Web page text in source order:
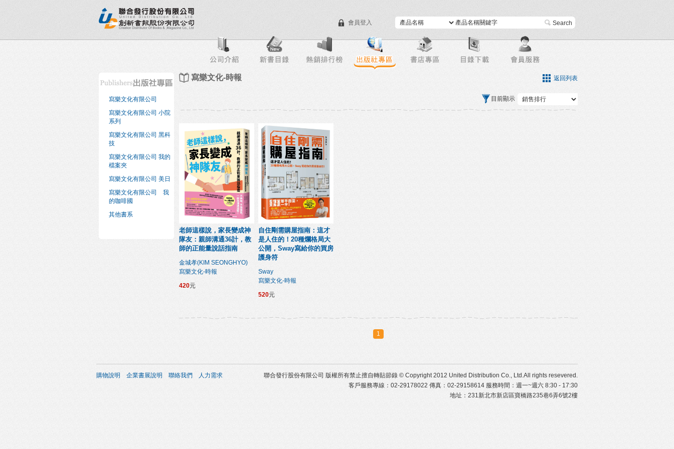
會員登入 進階搜尋
新書目錄 熱銷排行榜 出版社專區 書店專區 目錄下載 會員服務
寫樂文化有限公司
寫樂文化有限公司 小院
系列
寫樂文化有限公司 黑科
技
寫樂文化有限公司 我的
檔案夾
寫樂文化有限公司 美日
寫樂文化有限公司 我
的咖啡國
其他書系
寫樂文化-時報 返回列表
目前顯示
老師這樣說，家長變成神
隊友：親師溝通36計，教
師的正能量說話指南
金城孝(KIM SEONGHYO)
寫樂文化-時報
420元
自住剛需購屋指南：這才
是人住的！20種爛格局大
公開，Sway寫給你的買房
護身符
Sway
寫樂文化-時報
520元
1
購物說明 企業書展說明 聯絡我們 人力需求
聯合發行股份有限公司 版權所有禁止擅自轉貼節錄 © Copyright 2012 United Distribution Co., Ltd.All rights resevered.
客戶服務專線：02-29178022 傳真：02-29158614 服務時間：週一~週六 8:30 - 17:30
地址：231新北市新店區寶橋路235巷6弄6號2樓